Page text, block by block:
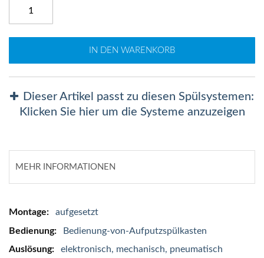
IN DEN WARENKORB
Dieser Artikel passt zu diesen Spülsystemen:
Klicken Sie hier um die Systeme anzuzeigen
MEHR INFORMATIONEN
Mehr
Informationen
aufgesetzt
Bedienung-von-Aufputzspülkasten
elektronisch, mechanisch, pneumatisch